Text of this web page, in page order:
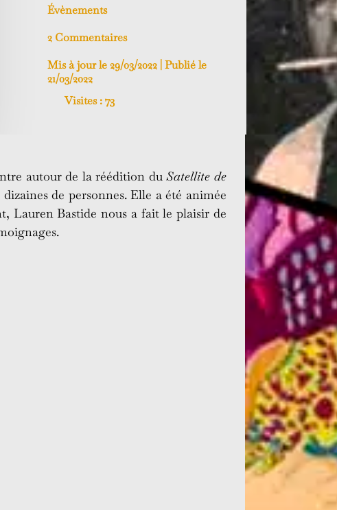
Évènements
2 Commentaires
Mis à jour le 29/03/2022 | Publié le
21/03/2022
Visites :73
autour de la réédition duSatellite de
de personnes. Elle a été animée
Lauren Bastide nous a fait le plaisir de